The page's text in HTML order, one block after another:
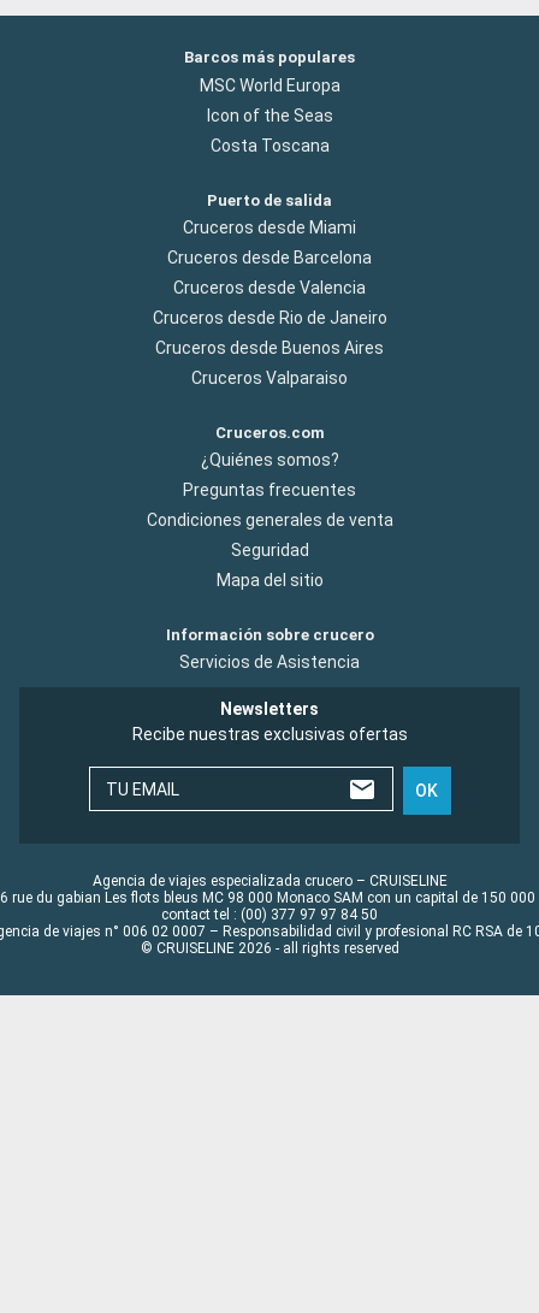
Barcos más populares
MSC World Europa
Icon of the Seas
Costa Toscana
Puerto de salida
Cruceros desde Miami
Cruceros desde Barcelona
Cruceros desde Valencia
Cruceros desde Rio de Janeiro
Cruceros desde Buenos Aires
Cruceros Valparaiso
Cruceros.com
¿Quiénes somos?
Preguntas frecuentes
Condiciones generales de venta
Seguridad
Mapa del sitio
Información sobre crucero
Servicios de Asistencia
Newsletters
Recibe nuestras exclusivas ofertas
TU EMAIL OK
Agencia de viajes especializada crucero – CRUISELINE
rue du gabian Les flots bleus MC 98 000 Monaco SAM con un capital de 150 000
contact tel : (00) 377 97 97 84 50
de viajes n° 006 02 0007 – Responsabilidad civil y profesional RC RSA de
© CRUISELINE 2026 - all rights reserved